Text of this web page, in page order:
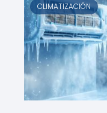
CLIMATIZACIÓN